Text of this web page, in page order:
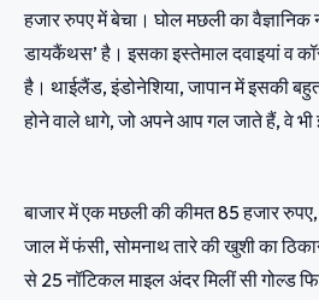
हजार रुपए में बेचा। घोल मछली का वैज्ञानिक
डायकैंथस’ है। इसका इस्तेमाल दवाइयां व
है। थाईलैंड, इंडोनेशिया, जापान में इसकी
होने वाले धागे, जो अपने आप गल जाते हैं, वे भी
बाजार में एक मछली की कीमत 85 हजार
जाल में फंसी, सोमनाथ तारे की खुशी का
से 25 नॉटिकल माइल अंदर मिलीं सी गोल्ड